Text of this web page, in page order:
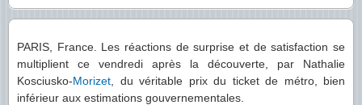
PARIS, France. Les réactions de surprise et de satisfaction se
multiplient ce vendredi après la découverte, par Nathalie
Kosciusko-Morizet , du véritable prix du ticket de métro, bien
inférieur aux estimations gouvernementales.